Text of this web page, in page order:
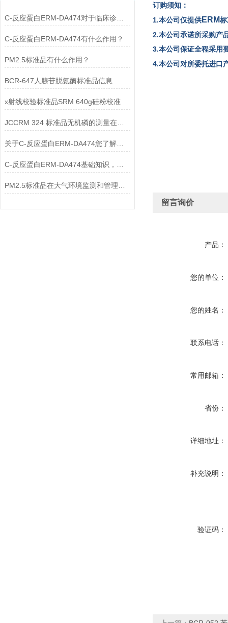
C-反应蛋白ERM-DA474对于临床诊断至关重要
C-反应蛋白ERM-DA474有什么作用？
PM2.5标准品有什么作用？
BCR-647人腺苷脱氨酶标准品信息
x射线校验标准品SRM 640g硅粉校准
JCCRM 324 标准品无机磷的测量在血清制备
关于C-反应蛋白ERM-DA474您了解多少？
订购须知：
1.本公司仅提供ERM
2.本公司承诺所采购产
3.本公司保证全程采用
4.本公司对所委托进口
留言询价
产品：
您的单位：
您的姓名：
联系电话：
常用邮箱：
省份：
详细地址：
补充说明：
验证码：